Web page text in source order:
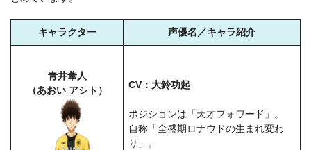
キャラクター 声優名／キャラ紹介
青井葦人
（あおい アシト）
CV：大鈴功起
ポジションは「天才フォワード」。
自称「全盛期ロナウドの生まれ変わ
り」。